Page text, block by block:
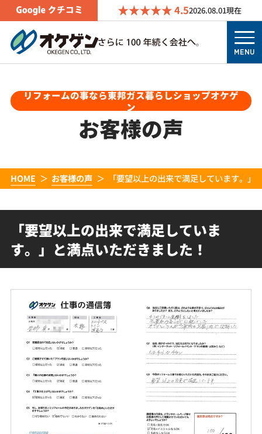
4.52026.08.01現在
MENU
リフォームの事なら東邦ガス暮らしショップオケゲ
ン
お客様の声
HOME お客様の声 「要望以上の出来で満足しています。」
「要望以上の出来で満足していま
す。」と満点いただきました！